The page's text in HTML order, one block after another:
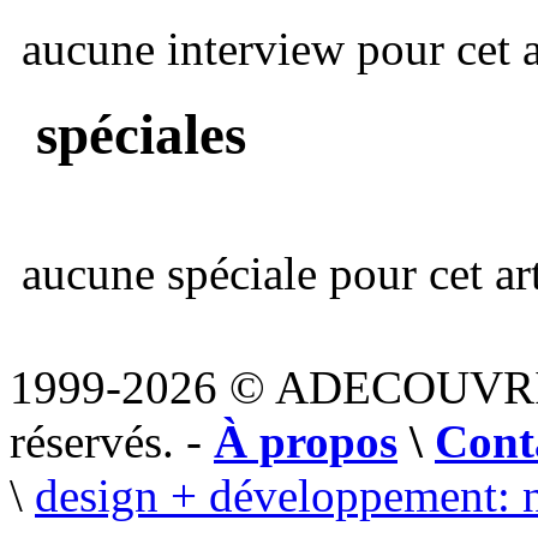
aucune interview pour cet
spéciales
aucune spéciale pour cet
1999-2026 ©
réservés. - À propos \
\ design + développement: